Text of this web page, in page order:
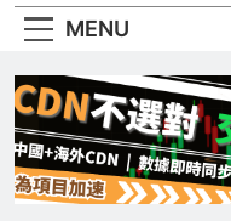
CLARITY法案最後闖關
MENU